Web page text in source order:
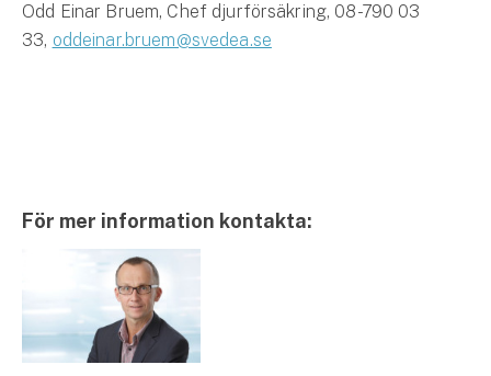
Odd Einar Bruem, Chef djurförsäkring, 08-790 03
33, oddeinar.bruem@svedea.se
För mer information kontakta: